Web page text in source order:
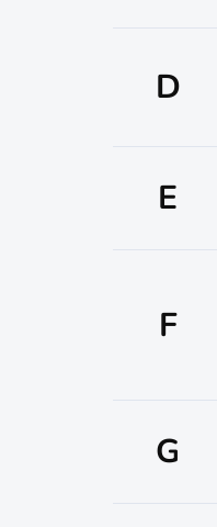
D
E
F
G